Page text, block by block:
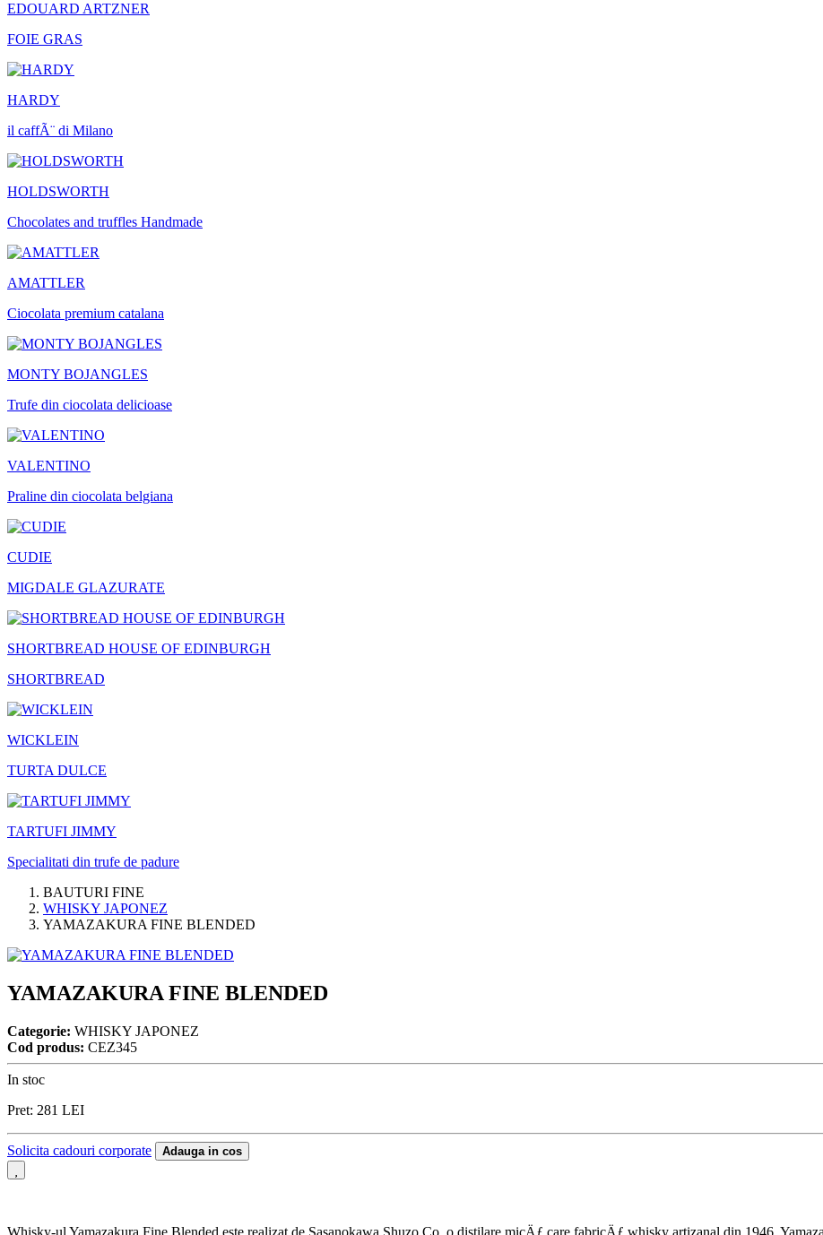
EDOUARD ARTZNER
FOIE GRAS
HARDY
il caffÃ¨ di Milano
HOLDSWORTH
Chocolates and truffles Handmade
AMATTLER
Ciocolata premium catalana
MONTY BOJANGLES
Trufe din ciocolata delicioase
VALENTINO
Praline din ciocolata belgiana
CUDIE
MIGDALE GLAZURATE
SHORTBREAD HOUSE OF EDINBURGH
SHORTBREAD
WICKLEIN
TURTA DULCE
TARTUFI JIMMY
Specialitati din trufe de padure
BAUTURI FINE
WHISKY JAPONEZ
YAMAZAKURA FINE BLENDED
YAMAZAKURA FINE BLENDED
Categorie: WHISKY JAPONEZ
Cod produs: CEZ345
In stoc
Pret: 281 LEI
Solicita cadouri corporate Adauga in cos
Whisky-ul Yamazakura Fine Blended este realizat de Sasanokawa Shuzo Co, o distilare micÄƒ care fabricÄƒ whisky artizanal din 1946.